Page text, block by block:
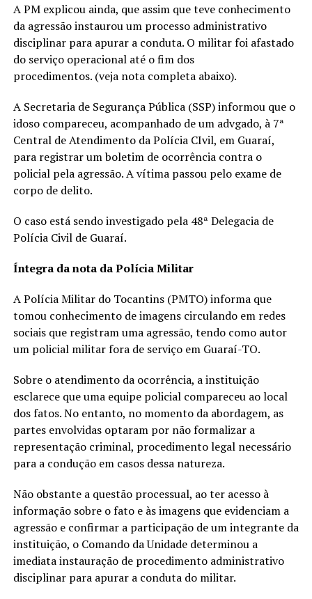
A PM explicou ainda, que assim que teve conhecimento
da agressão instaurou um processo administrativo
disciplinar para apurar a conduta. O militar foi afastado
do serviço operacional até o fim dos
procedimentos. (veja nota completa abaixo).
A Secretaria de Segurança Pública (SSP) informou que o
idoso compareceu, acompanhado de um advgado, à 7ª
Central de Atendimento da Polícia CIvil, em Guaraí,
para registrar um boletim de ocorrência contra o
policial pela agressão. A vítima passou pelo exame de
corpo de delito.
O caso está sendo investigado pela 48ª Delegacia de
Polícia Civil de Guaraí.
Íntegra da nota da Polícia Militar
A Polícia Militar do Tocantins (PMTO) informa que
tomou conhecimento de imagens circulando em redes
sociais que registram uma agressão, tendo como autor
um policial militar fora de serviço em Guaraí-TO.
Sobre o atendimento da ocorrência, a instituição
esclarece que uma equipe policial compareceu ao local
dos fatos. No entanto, no momento da abordagem, as
partes envolvidas optaram por não formalizar a
representação criminal, procedimento legal necessário
para a condução em casos dessa natureza.
Não obstante a questão processual, ao ter acesso à
informação sobre o fato e às imagens que evidenciam a
agressão e confirmar a participação de um integrante da
instituição, o Comando da Unidade determinou a
imediata instauração de procedimento administrativo
disciplinar para apurar a conduta do militar.